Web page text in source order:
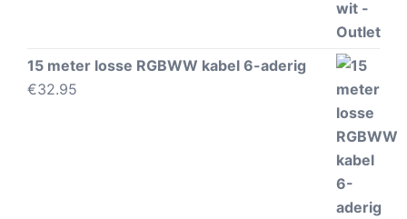
15 meter losse RGBWW kabel 6-aderig
€32.95